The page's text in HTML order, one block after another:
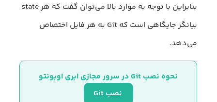
بنابراین با توجه به موارد بالا می‌توان گفت که هر state
بیانگر جایگاهی است که Git به هر فایل اختصاص
می‌دهد.
نحوه نصب Git در سرور مجازی ابری اوبونتو
نصب Git